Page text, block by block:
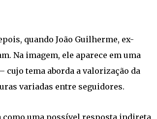
quando João Guilherme, ex-
Na imagem, ele aparece em uma
tema aborda a valorização da
variadas entre seguidores.
uma possível resposta indireta